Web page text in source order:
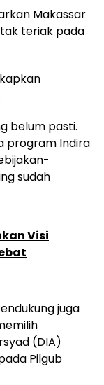
Makassar
teriak pada
belum pasti.
program Indira
sudah
Visi
juga
(DIA)
Pilgub